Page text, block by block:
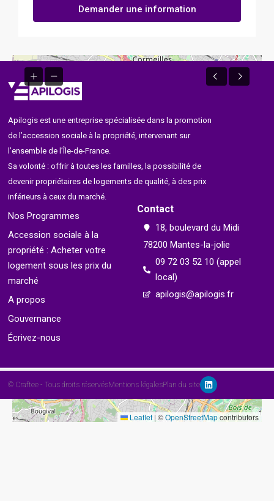
Demander une information
Leaflet | ©OpenStreetMapcontributors
Apilogis est une entreprise spécialisée dans la promotion
de l’accession sociale à la propriété, intervenant sur
l’ensemble de l’Île-de-France.
Sa volonté : offrir à toutes les familles, la possibilité de
devenir propriétaires de logements de qualité, à des prix
inférieurs à ceux du marché.
Nos Programmes
Accession sociale à la
propriété : Acheter votre
logement sous les prix du
marché
A propos
Gouvernance
Écrivez-nous
Contact
18, boulevard du Midi
78200 Mantes-la-jolie
09 72 03 52 10 (appel
local)
apilogis@apilogis.fr
© Craftee - Tous droits réservésMentions légalesPlan du site